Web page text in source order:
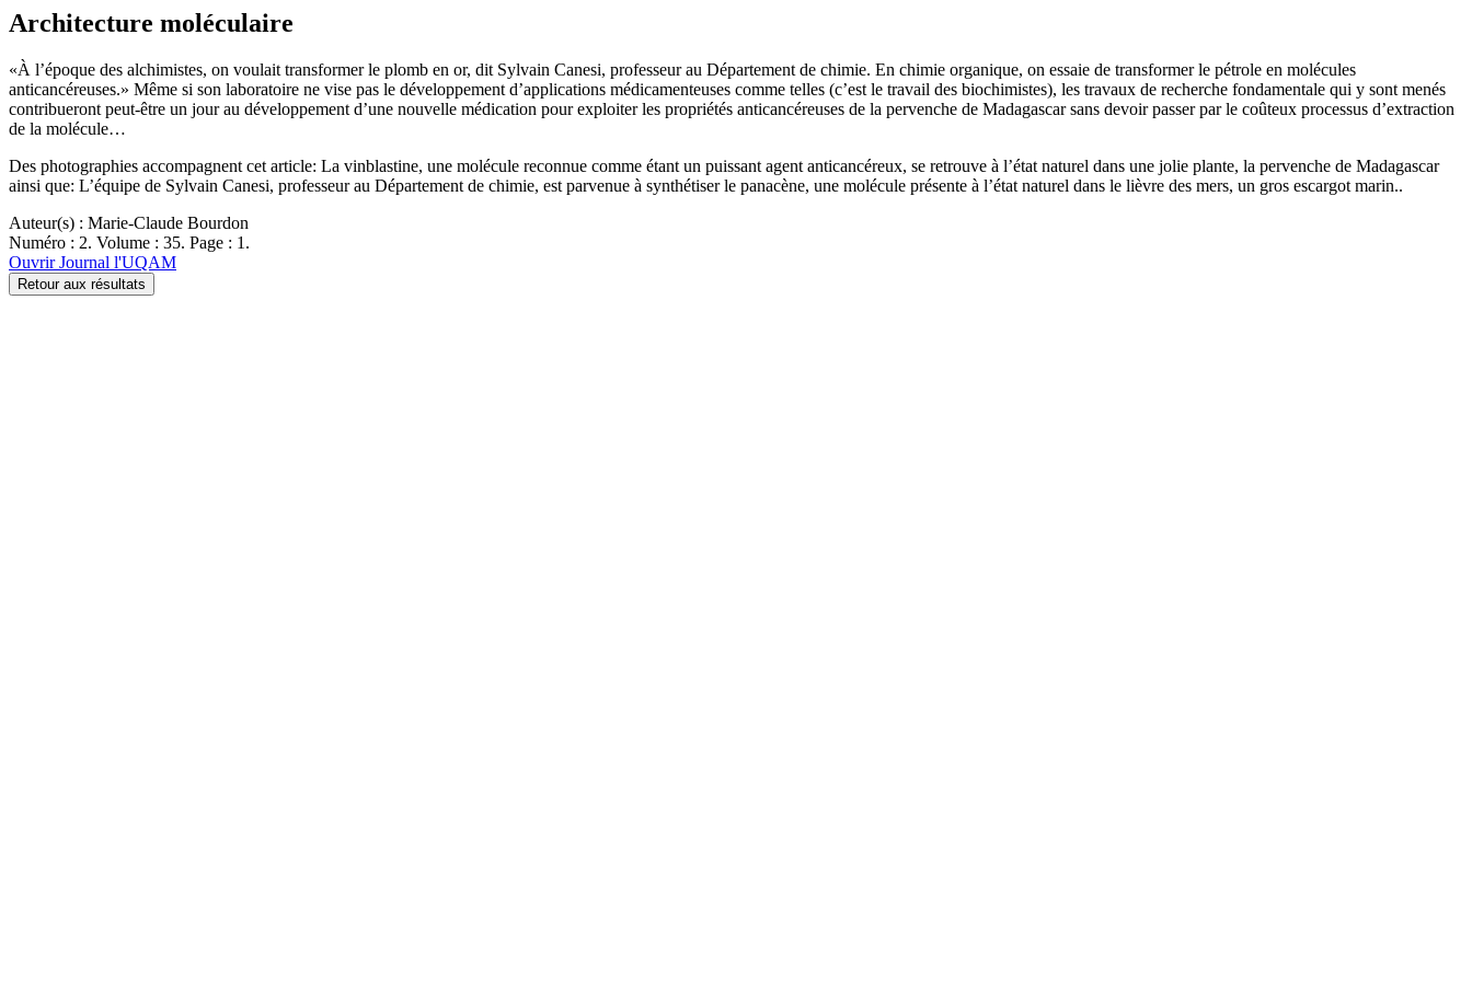
Architecture moléculaire
«À l’époque des alchimistes, on voulait transformer le plomb en or, dit Sylvain Canesi, professeur au Département de chimie. En chimie organique, on essaie de transformer le pétrole en molécules
anticancéreuses.» Même si son laboratoire ne vise pas le développement d’applications médicamenteuses comme telles (c’est le travail des biochimistes), les travaux de recherche fondamentale qui y sont menés
contribueront peut-être un jour au développement d’une nouvelle médication pour exploiter les propriétés anticancéreuses de la pervenche de Madagascar sans devoir passer par le coûteux processus d’extraction
de la molécule…
Des photographies accompagnent cet article: La vinblastine, une molécule reconnue comme étant un puissant agent anticancéreux, se retrouve à l’état naturel dans une jolie plante, la pervenche de Madagascar
ainsi que: L’équipe de Sylvain Canesi, professeur au Département de chimie, est parvenue à synthétiser le panacène, une molécule présente à l’état naturel dans le lièvre des mers, un gros escargot marin..
Auteur(s) : Marie-Claude Bourdon
Numéro : 2. Volume : 35. Page : 1.
Ouvrir Journal l'UQAM
Retour aux résultats